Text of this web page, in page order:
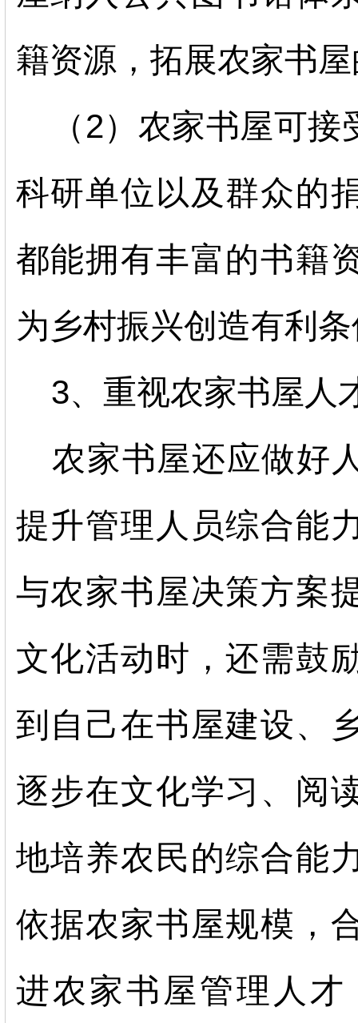
籍资源，拓展农家书
（2）农家书屋可接
科研单位以及群众的
都能拥有丰富的书籍
为乡村振兴创造有利
3、重视农家书屋人
农家书屋还应做好
提升管理人员综合能
与农家书屋决策方案
文化活动时，还需鼓
到自己在书屋建设、
逐步在文化学习、阅
地培养农民的综合能
依据农家书屋规模，
进农家书屋管理人